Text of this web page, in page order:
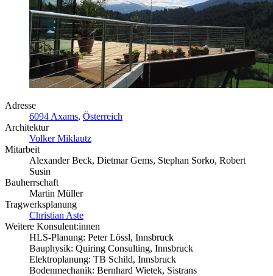
Adresse
6094 Axams, Österreich
Architektur
Volker Miklautz
Mitarbeit
Alexander Beck, Dietmar Gems, Stephan Sorko, Robert
Susin
Bauherrschaft
Martin Müller
Tragwerksplanung
Christian Aste
Weitere Konsulent:innen
HLS-Planung: Peter Lössl, Innsbruck
Bauphysik: Quiring Consulting, Innsbruck
Elektroplanung: TB Schild, Innsbruck
Bodenmechanik: Bernhard Wietek, Sistrans